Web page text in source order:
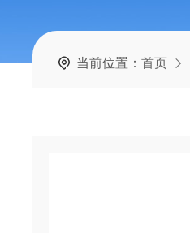
当前位置：首页